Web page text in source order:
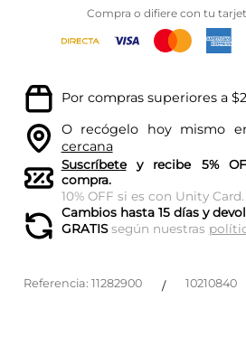
Compra o difiere con tu
Por compras superiores a
O recógelo hoy mismo
cercana
Suscríbetey recibe 5%
compra.
10% OFF si es con Unity Card.
Cambios hasta 15 días y
GRATISsegún nuestras
Referencia: 11282900 / 10210840